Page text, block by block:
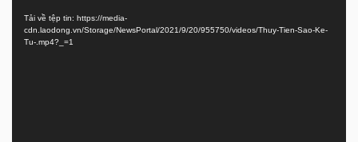
chơi
Video
Tải về tệp tin: https://media-
cdn.laodong.vn/Storage/NewsPortal/2021/9/20/955750/videos/Thuy-Tien-Sao-Ke-
Tu-.mp4?_=1